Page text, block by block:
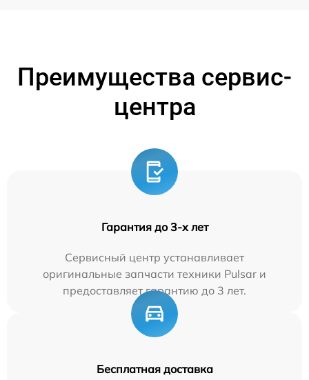
Преимущества сервис-
центра
Гарантия до 3-х лет
Сервисный центр устанавливает
оригинальные запчасти техники Pulsar и
предоставляет гарантию до 3 лет.
Бесплатная доставка